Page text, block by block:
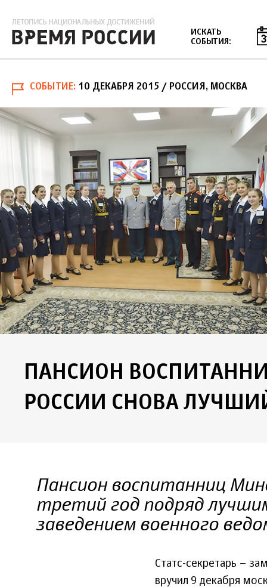
ИСКАТЬ
СОБЫТИЯ:
СОБЫТИЕ 10 ДЕКАБРЯ 2015 / РОССИЯ, МОСКВА
ПАНСИОН
РОССИИ СНОВА
Пансион воспитанниц
третий год подряд
заведением военного
Статс-секретарь –
вручил 9 декабря